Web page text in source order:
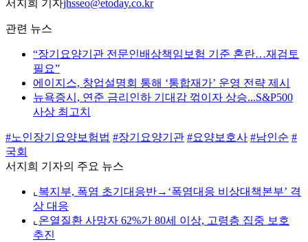
서지희 기자jhsseo@etoday.co.kr
관련 뉴스
“장기요양기관 전문인배상책임보험 기준 혼란…재검토
필요”
에이지스, 창업설명회 통해 ‘통합재가’ 운영 전략 제시
뉴욕증시, 연준 금리인하 기대감 꺾이자 상승...S&P500
사상 최고치
#노인장기요양보험법 #장기요양기관 #요양보호사 #남인순 #
국회
서지희 기자의 주요 뉴스
⌞ 복지부, 폭염 초기대응반→‘폭염대응 비상대책본부’ 격
상 대응
⌞ 온열질환 사망자 62%가 80세 이상, 고령층 집중 보호
추진